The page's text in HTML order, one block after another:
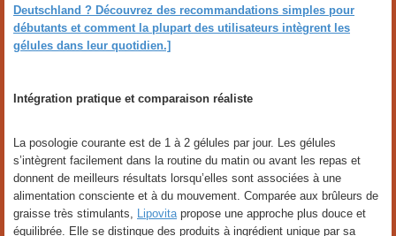
Deutschland ? Découvrez des recommandations simples pour
débutants et comment la plupart des utilisateurs intègrent les
gélules dans leur quotidien.]
Intégration pratique et comparaison réaliste
La posologie courante est de 1 à 2 gélules par jour. Les gélules
s’intègrent facilement dans la routine du matin ou avant les repas et
donnent de meilleurs résultats lorsqu’elles sont associées à une
alimentation consciente et à du mouvement. Comparée aux brûleurs de
graisse très stimulants,
Lipovita propose une approche plus douce et
équilibrée. Elle se distingue des produits à ingrédient unique par sa